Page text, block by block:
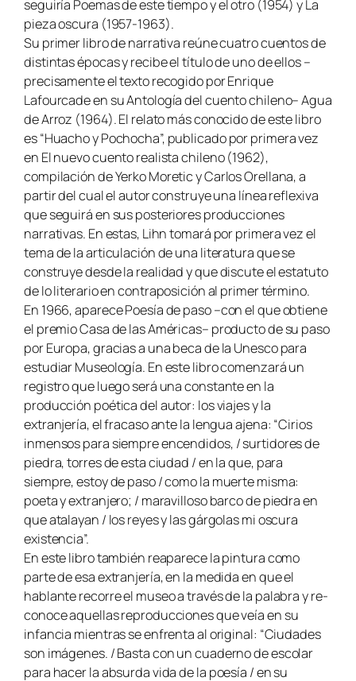
seguiría Poemas de este tiempo y el otro (1954) y La
pieza oscura (1957-1963).
Su primer libro de narrativa reúne cuatro cuentos de
distintas épocas y recibe el título de uno de ellos –
precisamente el texto recogido por Enrique
Lafourcade en su Antología del cuento chileno– Agua
de Arroz (1964). El relato más conocido de este libro
es “Huacho y Pochocha”, publicado por primera vez
en El nuevo cuento realista chileno (1962),
compilación de Yerko Moretic y Carlos Orellana, a
partir del cual el autor construye una línea reflexiva
que seguirá en sus posteriores producciones
narrativas. En estas, Lihn tomará por primera vez el
tema de la articulación de una literatura que se
construye desde la realidad y que discute el estatuto
de lo literario en contraposición al primer término.
En 1966, aparece Poesía de paso –con el que obtiene
el premio Casa de las Américas– producto de su paso
por Europa, gracias a una beca de la Unesco para
estudiar Museología. En este libro comenzará un
registro que luego será una constante en la
producción poética del autor: los viajes y la
extranjería, el fracaso ante la lengua ajena: “Cirios
inmensos para siempre encendidos, / surtidores de
piedra, torres de esta ciudad / en la que, para
siempre, estoy de paso / como la muerte misma:
poeta y extranjero; / maravilloso barco de piedra en
que atalayan / los reyes y las gárgolas mi oscura
existencia”.
En este libro también reaparece la pintura como
parte de esa extranjería, en la medida en que el
hablante recorre el museo a través de la palabra y re-
conoce aquellas reproducciones que veía en su
infancia mientras se enfrenta al original: “Ciudades
son imágenes. / Basta con un cuaderno de escolar
para hacer la absurda vida de la poesía / en su